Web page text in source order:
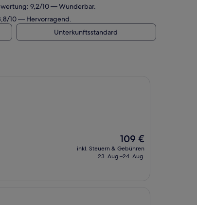
9,2/10 — Wunderbar.
10 — Hervorragend.
Unterkunftsstandard
Der
Preis
beträgt
109 €
inkl. Steuern & Gebühren
23. Aug.–24. Aug.